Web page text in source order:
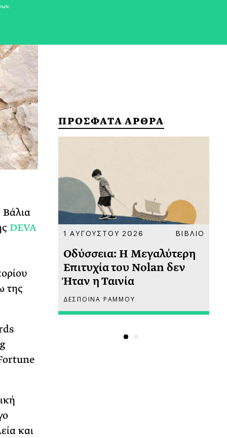
DEVA
της
και
ΠΡΟΣΦΑΤΑ ΑΡΘΡΑ
ΚΟΙΝΩΝΙΑ 1 ΑΥΓΟΥΣΤΟΥ 2026 ΒΙΒΛΙΟ
Οδύσσεια: Η Μεγαλύτερη
Επιτυχία του Nolan δεν
Ήταν η Ταινία
ΔΕΣΠΟΙΝΑ ΡΑΜΜΟΥ